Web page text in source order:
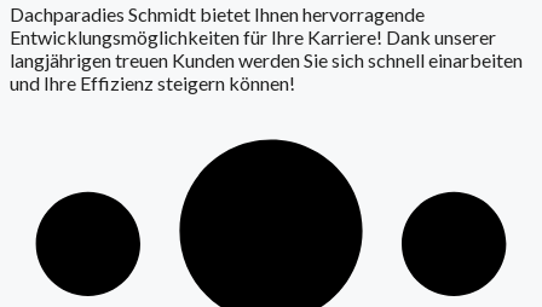
Dachparadies Schmidt bietet Ihnen hervorragende
Entwicklungsmöglichkeiten für Ihre Karriere! Dank unserer
langjährigen treuen Kunden werden Sie sich schnell einarbeiten
und Ihre Effizienz steigern können!